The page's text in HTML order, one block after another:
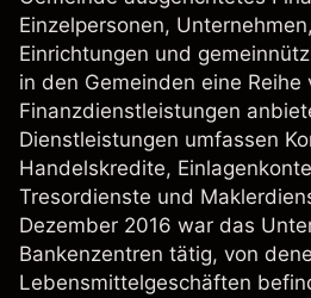
Einzelpersonen,
Einrichtungen und
in den Gemeinden eine Reihe
Finanzdienstleistungen
Dienstleistungen umfassen
Handelskredite,
Tresordienste und
Dezember 2016 war das
Bankenzentren tätig, von
Lebensmittelgeschäften